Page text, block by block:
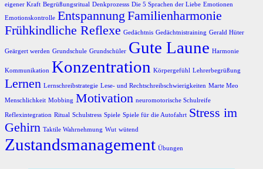
eigener Kraft Begrüßungsritual Denkprozesss Die 5 Sprachen der Liebe Emotionen
Emotionskontrolle Entspannung Familienharmonie
Frühkindliche Reflexe Gedächtnis Gedächtnistraining Gerald Hüter
Geärgert werden Grundschule Grundschüler Gute Laune Harmonie
Kommunikation Konzentration Körpergefühl Lehrerbegrüßung
Lernen Lernschreibstrategie Lese- und Rechtschreibschwierigkeiten Marte Meo
Menschlichkeit Mobbing Motivation neuromotorische Schulreife
Reflexintegration Ritual Schulstress Spiele Spiele für die Autofahrt Stress im
Gehirn Taktile Wahrnehmung Wut wütend
Zustandsmanagement Übungen